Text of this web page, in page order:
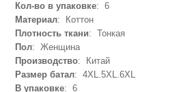
Кол-во в упаковке: 6
Материал: Коттон
Плотность ткани: Тонкая
Пол: Женщина
Производство: Китай
Размер батал: 4XL.5XL.6XL
В упаковке: 6